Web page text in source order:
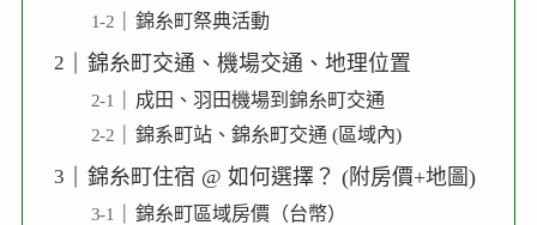
錦糸町祭典活動
錦糸町交通、機場交通、地理位置
成田、羽田機場到錦糸町交通
錦系町站、錦糸町交通 (區域內)
錦糸町住宿 @ 如何選擇？ (附房價+地圖)
錦糸町區域房價（台幣）